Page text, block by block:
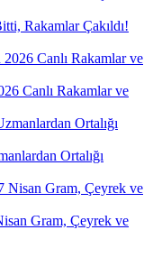
Rakamlar Çakıldı!
Canlı Rakamlar ve
Ortalığı
Gram, Çeyrek ve